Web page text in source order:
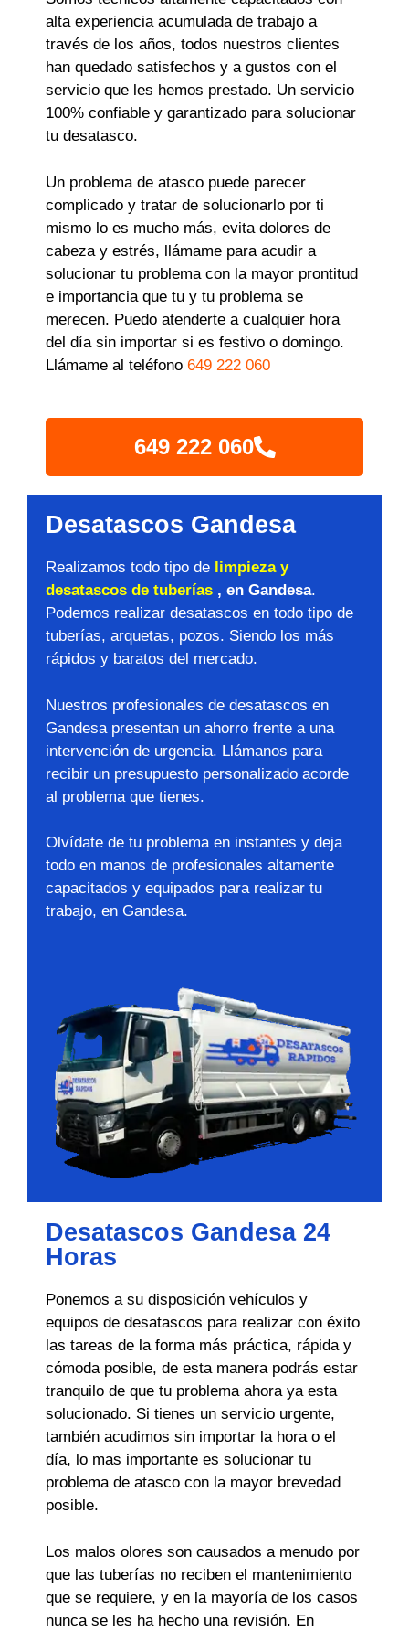
alta experiencia acumulada de trabajo a
través de los años, todos nuestros clientes
han quedado satisfechos y a gustos con el
servicio que les hemos prestado. Un servicio
100% confiable y garantizado para solucionar
tu desatasco.
Un problema de atasco puede parecer
complicado y tratar de solucionarlo por ti
mismo lo es mucho más, evita dolores de
cabeza y estrés, llámame para acudir a
solucionar tu problema con la mayor prontitud
e importancia que tu y tu problema se
merecen. Puedo atenderte a cualquier hora
del día sin importar si es festivo o domingo.
Llámame al teléfono 649 222 060
649 222 060
Desatascos Gandesa
Realizamos todo tipo de limpieza y
desatascos de tuberías , en Gandesa.
Podemos realizar desatascos en todo tipo de
tuberías, arquetas, pozos. Siendo los más
rápidos y baratos del mercado.
Nuestros profesionales de desatascos en
Gandesa presentan un ahorro frente a una
intervención de urgencia. Llámanos para
recibir un presupuesto personalizado acorde
al problema que tienes.
Olvídate de tu problema en instantes y deja
todo en manos de profesionales altamente
capacitados y equipados para realizar tu
trabajo, en Gandesa.
Desatascos Gandesa 24
Horas
Ponemos a su disposición vehículos y
equipos de desatascos para realizar con éxito
las tareas de la forma más práctica, rápida y
cómoda posible, de esta manera podrás estar
tranquilo de que tu problema ahora ya esta
solucionado. Si tienes un servicio urgente,
también acudimos sin importar la hora o el
día, lo mas importante es solucionar tu
problema de atasco con la mayor brevedad
posible.
Los malos olores son causados a menudo por
que las tuberías no reciben el mantenimiento
que se requiere, y en la mayoría de los casos
nunca se les ha hecho una revisión. En